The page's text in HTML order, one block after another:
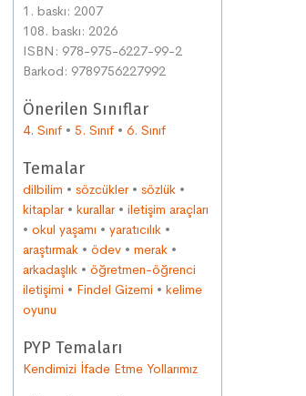
1. baskı: 2007
108. baskı: 2026
ISBN: 978-975-6227-99-2
Barkod: 9789756227992
Önerilen Sınıflar
4. Sınıf • 5. Sınıf • 6. Sınıf
Temalar
dilbilim • sözcükler• sözlük •
kitaplar• kurallar• iletişim araçları
• okul yaşamı • yaratıcılık •
araştırmak • ödev • merak •
arkadaşlık • öğretmen-öğrenci
iletişimi • Findel Gizemi • kelime
oyunu
PYP Temaları
Kendimizi İfade Etme Yollarımız